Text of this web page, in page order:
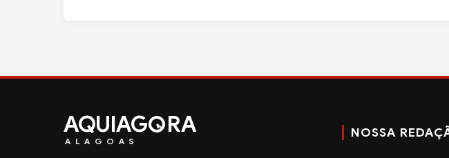
AQUIAG RA
ALAGOAS
NOSSA